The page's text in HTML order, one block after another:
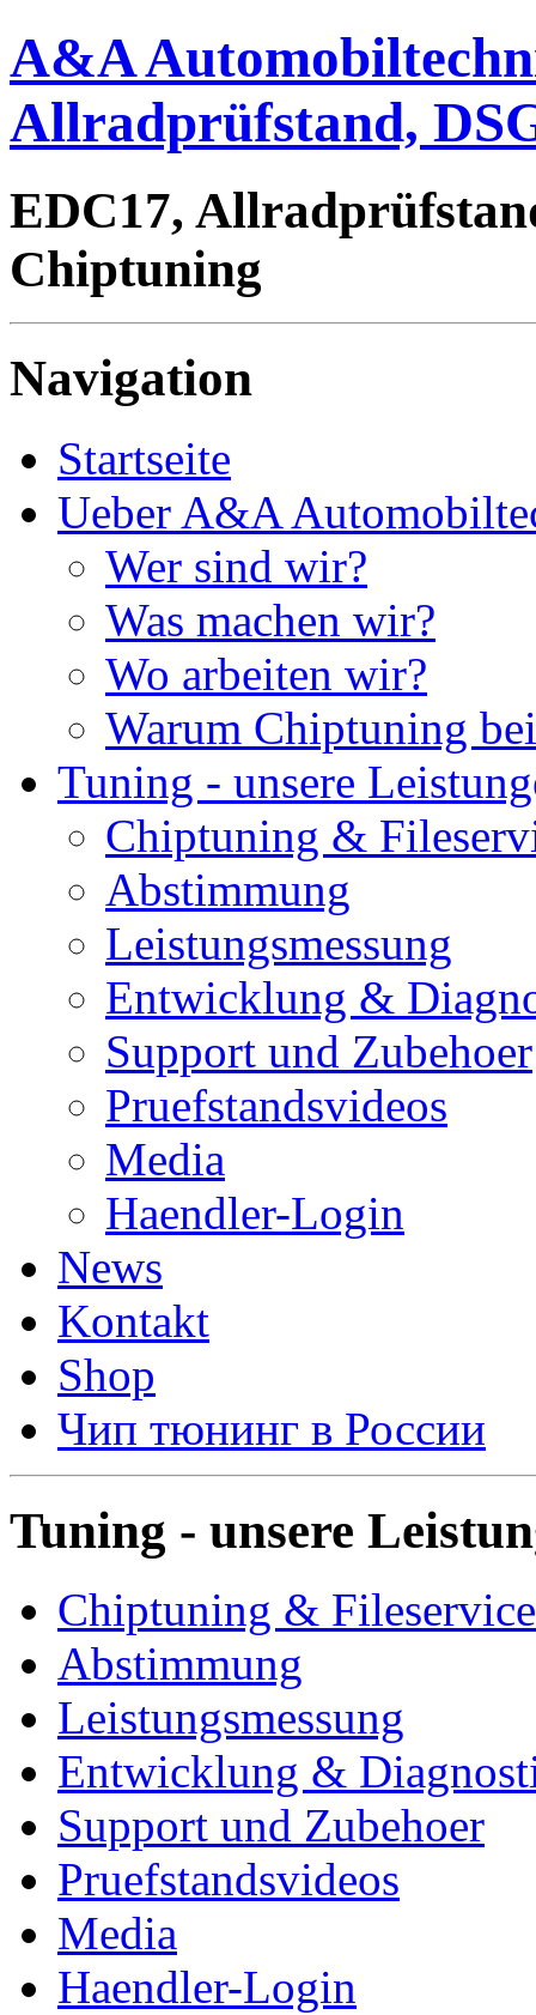
A&A
Allradprüfstand,
EDC17,
Chiptuning
Navigation
Startseite
Ueber A&A
Wer sind wir?
Was machen wir?
Wo arbeiten wir?
Warum Chiptuning
Tuning - unsere
Chiptuning &
Abstimmung
Leistungsmessung
Entwicklung &
Support und Zubehoer
Pruefstandsvideos
Media
Haendler-Login
News
Kontakt
Shop
Чип тюнинг в России
Tuning - unsere
Chiptuning & Fileservice
Abstimmung
Leistungsmessung
Entwicklung &
Support und Zubehoer
Pruefstandsvideos
Media
Haendler-Login